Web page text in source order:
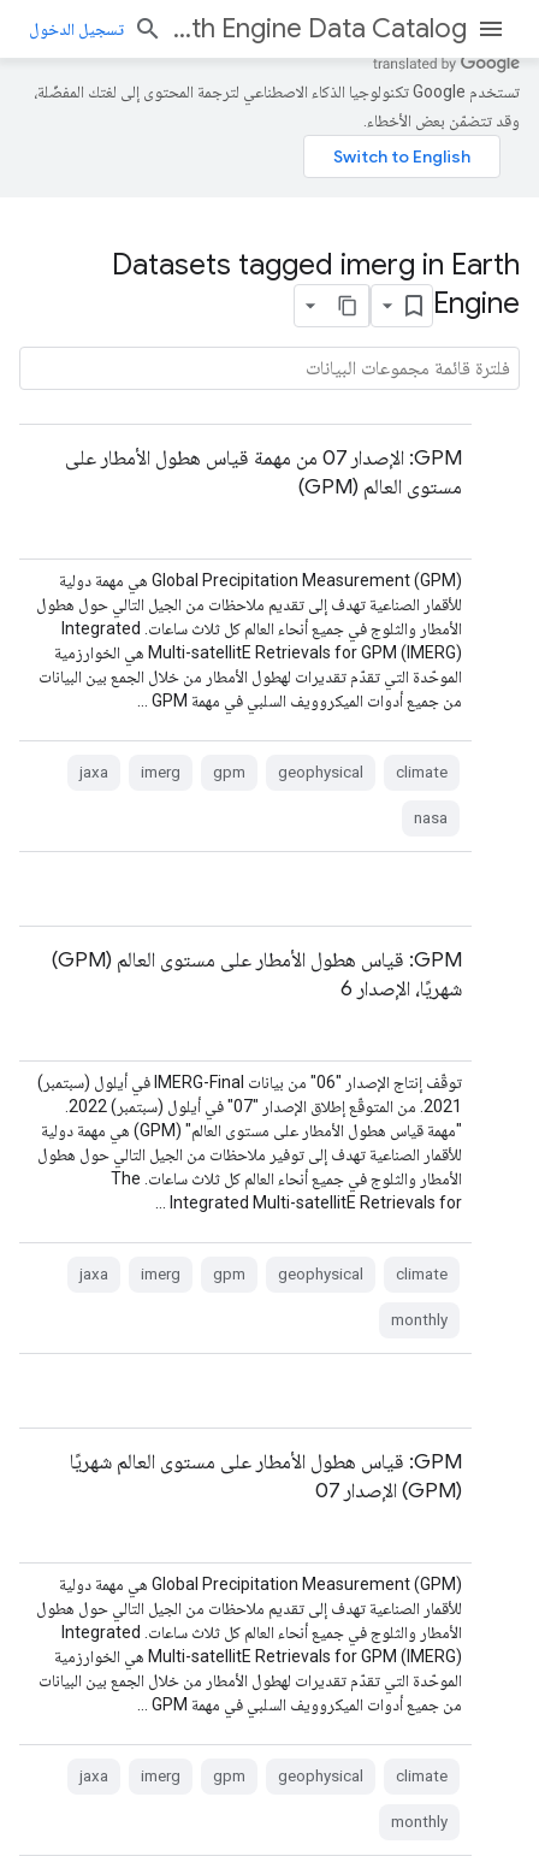
Earth Engine Data Catalog تسجيل الدخول
تستخدم Google تكنولوجيا الذكاء الاصطناعي لترجمة المحتوى إلى لغتك المفضّلة،
وقد تتضمّن بعض الأخطاء.
Datasets tagged imerg in Earth
Engine
‫GPM: الإصدار 07 من مهمة قياس هطول الأمطار على
مستوى العالم (GPM)
‫Global Precipitation Measurement (GPM) هي مهمة دولية
للأقمار الصناعية تهدف إلى تقديم ملاحظات من الجيل التالي حول هطول
الأمطار والثلوج في جميع أنحاء العالم كل ثلاث ساعات. ‫Integrated
Multi-satellitE Retrievals for GPM (IMERG) هي الخوارزمية
الموحّدة التي تقدّم تقديرات لهطول الأمطار من خلال الجمع بين البيانات
من جميع أدوات الميكروويف السلبي في مهمة GPM …
climate
geophysical
gpm
imerg
jaxa
nasa
‫GPM: قياس هطول الأمطار على مستوى العالم (GPM)
شهريًا، الإصدار 6
توقّف إنتاج الإصدار "06" من بيانات IMERG-Final في أيلول (سبتمبر)
"مهمة قياس هطول الأمطار على مستوى العالم" (GPM) هي مهمة دولية
للأقمار الصناعية تهدف إلى توفير ملاحظات من الجيل التالي حول هطول
الأمطار والثلوج في جميع أنحاء العالم كل ثلاث ساعات. The
Integrated Multi-satellitE Retrievals for …
climate
geophysical
gpm
imerg
jaxa
monthly
GPM: قياس هطول الأمطار على مستوى العالم شهريًا
(GPM) الإصدار 07
‫Global Precipitation Measurement (GPM) هي مهمة دولية
للأقمار الصناعية تهدف إلى تقديم ملاحظات من الجيل التالي حول هطول
الأمطار والثلوج في جميع أنحاء العالم كل ثلاث ساعات. ‫Integrated
Multi-satellitE Retrievals for GPM (IMERG) هي الخوارزمية
الموحّدة التي تقدّم تقديرات لهطول الأمطار من خلال الجمع بين البيانات
من جميع أدوات الميكروويف السلبي في مهمة GPM …
climate
geophysical
gpm
imerg
jaxa
monthly